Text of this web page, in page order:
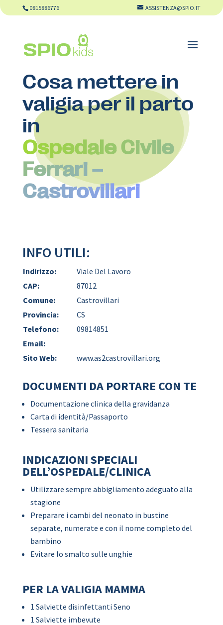
0815886776 ASSISTENZA@SPIO.IT
Cosa mettere in
valigia per il parto
in
Ospedale Civile
Ferrari –
Castrovillari
INFO UTILI:
Indirizzo:
Viale Del Lavoro
CAP:
87012
Comune:
Castrovillari
Provincia:
CS
Telefono:
09814851
Email:
Sito Web:
www.as2castrovillari.org
DOCUMENTI DA PORTARE CON TE
Documentazione clinica della gravidanza
Carta di identità/Passaporto
Tessera sanitaria
INDICAZIONI SPECIALI
DELL’OSPEDALE/CLINICA
Utilizzare sempre abbigliamento adeguato alla
stagione
Preparare i cambi del neonato in bustine
separate, numerate e con il nome completo del
bambino
Evitare lo smalto sulle unghie
PER LA VALIGIA MAMMA
1 Salviette disinfettanti Seno
1 Salviette imbevute